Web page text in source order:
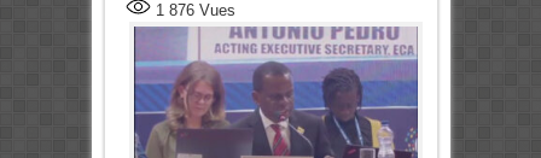
1 876Vues